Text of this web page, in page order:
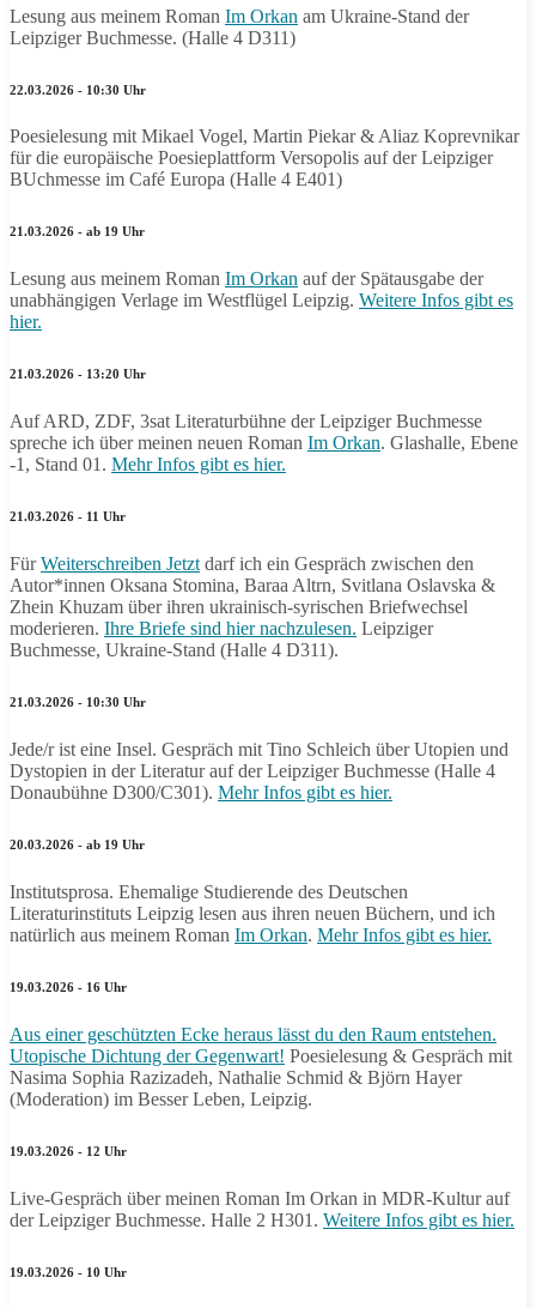
Lesung aus meinem Roman Im Orkan am Ukraine-Stand der
Leipziger Buchmesse. (Halle 4 D311)
22.03.2026 - 10:30 Uhr
Poesielesung mit Mikael Vogel, Martin Piekar & Aliaz Koprevnikar
für die europäische Poesieplattform Versopolis auf der Leipziger
BUchmesse im Café Europa (Halle 4 E401)
21.03.2026 - ab 19 Uhr
Lesung aus meinem Roman Im Orkan auf der Spätausgabe der
unabhängigen Verlage im Westflügel Leipzig. Weitere Infos gibt es
hier.
21.03.2026 - 13:20 Uhr
Auf ARD, ZDF, 3sat Literaturbühne der Leipziger Buchmesse
spreche ich über meinen neuen Roman Im Orkan. Glashalle, Ebene
-1, Stand 01. Mehr Infos gibt es hier.
21.03.2026 - 11 Uhr
FürWeiterschreiben Jetzt darf ich ein Gespräch zwischen den
Autor*innen Oksana Stomina, Baraa Altrn, Svitlana Oslavska &
Zhein Khuzam über ihren ukrainisch-syrischen Briefwechsel
moderieren. Ihre Briefe sind hier nachzulesen. Leipziger
Buchmesse, Ukraine-Stand (Halle 4 D311).
21.03.2026 - 10:30 Uhr
Jede/r ist eine Insel. Gespräch mit Tino Schleich über Utopien und
Dystopien in der Literatur auf der Leipziger Buchmesse (Halle 4
Donaubühne D300/C301). Mehr Infos gibt es hier.
20.03.2026 - ab 19 Uhr
Institutsprosa. Ehemalige Studierende des Deutschen
Literaturinstituts Leipzig lesen aus ihren neuen Büchern, und ich
natürlich aus meinem Roman Im Orkan. Mehr Infos gibt es hier.
19.03.2026 - 16 Uhr
Aus einer geschützten Ecke heraus lässt du den Raum entstehen.
Utopische Dichtung der Gegenwart! Poesielesung & Gespräch mit
Nasima Sophia Razizadeh, Nathalie Schmid & Björn Hayer
(Moderation) im Besser Leben, Leipzig.
19.03.2026 - 12 Uhr
Live-Gespräch über meinen Roman Im Orkan in MDR-Kultur auf
der Leipziger Buchmesse. Halle 2 H301. Weitere Infos gibt es hier.
19.03.2026 - 10 Uhr